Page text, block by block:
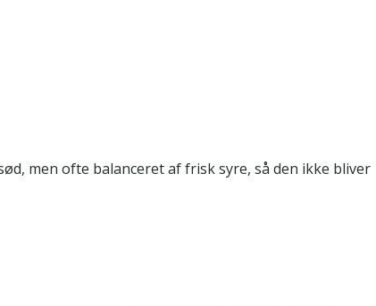
men ofte balanceret af frisk syre, så den ikke bliver